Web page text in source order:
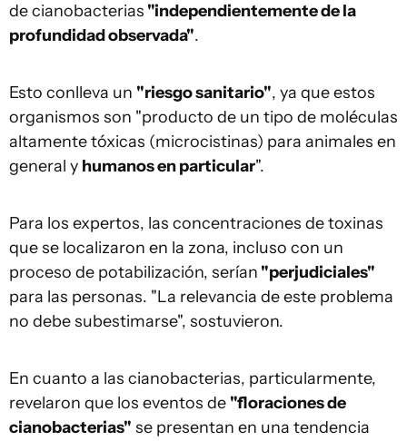
de cianobacterias "independientemente de la
profundidad observada".
Esto conlleva un "riesgo sanitario", ya que estos
organismos son "producto de un tipo de moléculas
altamente tóxicas (microcistinas) para animales en
general y humanos en particular".
Para los expertos, las concentraciones de toxinas
que se localizaron en la zona, incluso con un
proceso de potabilización, serían "perjudiciales"
para las personas. "La relevancia de este problema
no debe subestimarse", sostuvieron.
En cuanto a las cianobacterias, particularmente,
revelaron que los eventos de "floraciones de
cianobacterias" se presentan en una tendencia